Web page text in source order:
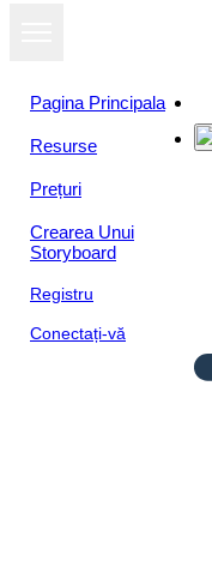
Pagina Principala
Resurse
Prețuri
Crearea Unui
Storyboard
Registru
Conectați-vă